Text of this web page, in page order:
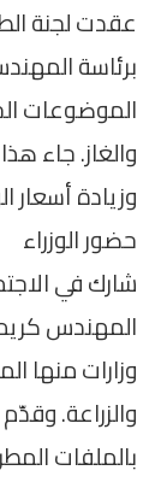
عقدت لجنة
برئاسة
الموضوعات
والغاز. جاء
وزيادة أسعار
حضور الوزراء
شارك في
المهندس
وزارات منها
والزراعة.
بالملفات